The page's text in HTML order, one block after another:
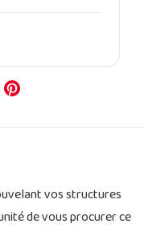
vos structures
de vous procurer ce